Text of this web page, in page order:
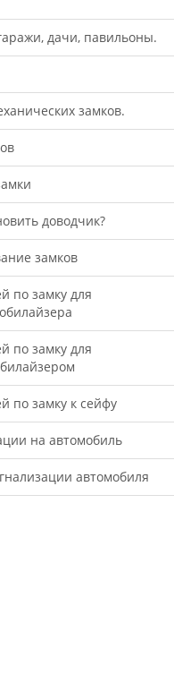
дачи, павильоны.
замков.
доводчик?
замков
по замку для
по замку для
по замку к сейфу
на автомобиль
автомобиля